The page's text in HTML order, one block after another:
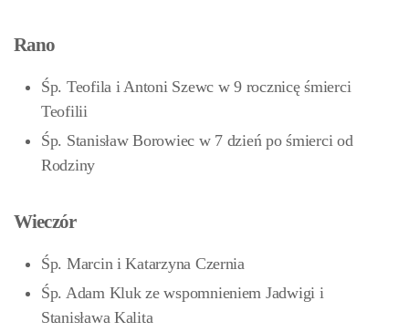
Rano
Śp. Teofila i Antoni Szewc w 9 rocznicę śmierci
Teofilii
Śp. Stanisław Borowiec w 7 dzień po śmierci od
Rodziny
Wieczór
Śp. Marcin i Katarzyna Czernia
Śp. Adam Kluk ze wspomnieniem Jadwigi i
Stanisława Kalita